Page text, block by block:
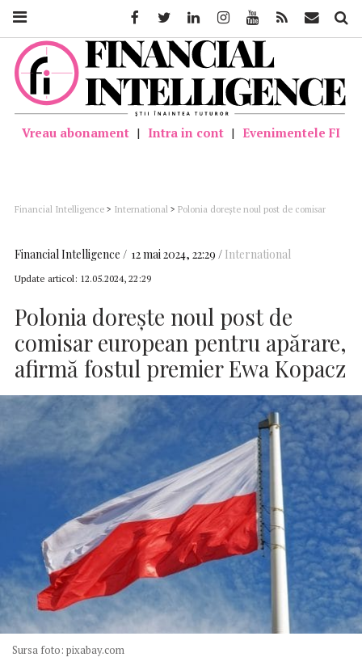
Vreau abonament | Intra in cont | Evenimentele FI
Financial Intelligence > International > Polonia doreşte noul post de comisar
Financial Intelligence 12 mai 2024, 22:29 International
Update articol: 12.05.2024, 22:29
Polonia doreşte noul post de
comisar european pentru apărare,
afirmă fostul premier Ewa Kopacz
Sursa foto: pixabay.com
FacebookTwitter LinkedinInstagramYoutube Feed Mail